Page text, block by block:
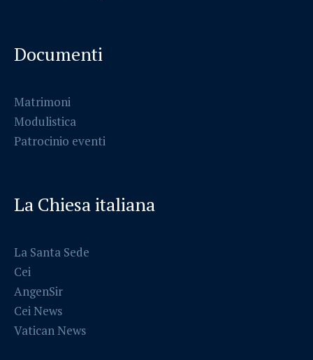
Documenti
Matrimoni
Modulistica
Patrocinio eventi
La Chiesa italiana
La Santa Sede
Cei
AngenSir
Cei News
Vatican News